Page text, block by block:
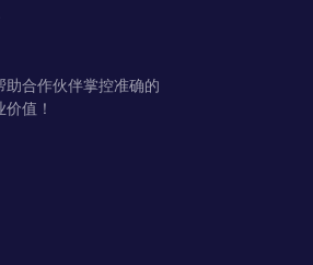
合作伙伴掌控准确的
值！